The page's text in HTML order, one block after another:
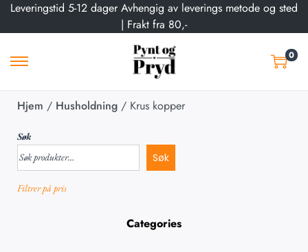
Leveringstid 5-12 dager Avhengig av leverings metode og sted
| Frakt fra 80,-
0
Hjem / Husholdning / Krus kopper
Søk
Søk
Filtrer på pris
Categories